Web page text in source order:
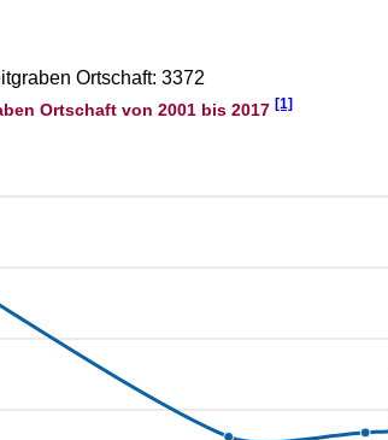
Ortschaft: 3372
Ortschaft von 2001 bis 2017 [1]